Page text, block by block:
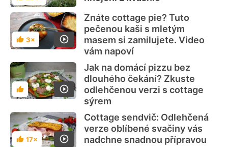
Hodnocení
3×
Znáte cottage pie? Tuto
pečenou kaši s mletým
masem si zamilujete. Video
vám napoví
Hodnocení
Jak na domácí pizzu bez
dlouhého čekání? Zkuste
odlehčenou verzi s cottage
sýrem
Hodnocení
17×
Cottage sendvič: Odlehčená
verze oblíbené svačiny vás
nadchne snadnou přípravou